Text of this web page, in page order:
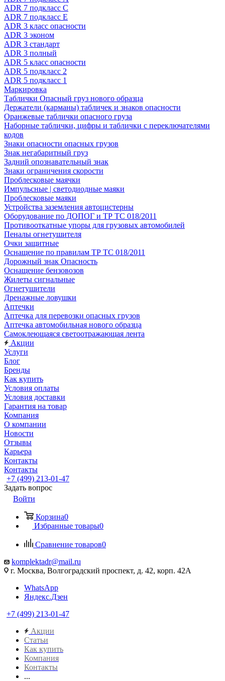
ADR 7 подкласс C
ADR 7 подкласс E
ADR 3 класс опасности
ADR 3 эконом
ADR 3 стандарт
ADR 3 полный
ADR 5 класс опасности
ADR 5 подкласс 2
ADR 5 подкласс 1
Маркировка
Таблички Опасный груз нового образца
Держатели (карманы) табличек и знаков опасности
Оранжевые таблички опасного груза
Наборные таблички, цифры и таблички с переключателями
кодов
Знаки опасности опасных грузов
Знак негабаритный груз
Задний опознавательный знак
Знаки ограничения скорости
Проблесковые маячки
Импульсные | светодиодные маяки
Проблесковые маяки
Устройства заземления автоцистерны
Оборудование по ДОПОГ и ТР ТС 018/2011
Противооткатные упоры для грузовых автомобилей
Пеналы огнетушителя
Очки защитные
Оснащение по правилам ТР ТС 018/2011
Дорожный знак Опасность
Оснащение бензовозов
Жилеты сигнальные
Огнетушители
Дренажные ловушки
Аптечки
Аптечка для перевозки опасных грузов
Аптечка автомобильная нового образца
Самоклеющаяся светоотражающая лента
Акции
Услуги
Блог
Бренды
Как купить
Условия оплаты
Условия доставки
Гарантия на товар
Компания
О компании
Новости
Отзывы
Карьера
Контакты
Контакты
+7 (499) 213-01-47
Задать вопрос
Войти
Корзина0
Избранные товары0
Сравнение товаров0
komplektadr@mail.ru
г. Москва, Волгоградский проспект, д. 42, корп. 42А
WhatsApp
Яндекс.Дзен
+7 (499) 213-01-47
Акции
Статьи
Как купить
Компания
Контакты
...